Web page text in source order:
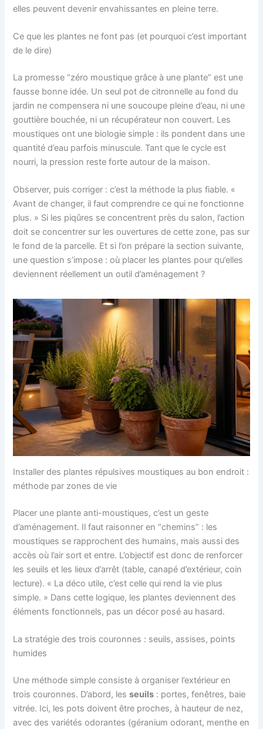
elles peuvent devenir envahissantes en pleine terre.
Ce que les plantes ne font pas (et pourquoi c’est important
de le dire)
La promesse “zéro moustique grâce à une plante” est une
fausse bonne idée. Un seul pot de citronnelle au fond du
jardin ne compensera ni une soucoupe pleine d’eau, ni une
gouttière bouchée, ni un récupérateur non couvert. Les
moustiques ont une biologie simple : ils pondent dans une
quantité d’eau parfois minuscule. Tant que le cycle est
nourri, la pression reste forte autour de la maison.
Observer, puis corriger : c’est la méthode la plus fiable. «
Avant de changer, il faut comprendre ce qui ne fonctionne
plus. » Si les piqûres se concentrent près du salon, l’action
doit se concentrer sur les ouvertures de cette zone, pas sur
le fond de la parcelle. Et si l’on prépare la section suivante,
une question s’impose : où placer les plantes pour qu’elles
deviennent réellement un outil d’aménagement ?
Installer des plantes répulsives moustiques au bon endroit :
méthode par zones de vie
Placer une plante anti-moustiques, c’est un geste
d’aménagement. Il faut raisonner en “chemins” : les
moustiques se rapprochent des humains, mais aussi des
accès où l’air sort et entre. L’objectif est donc de renforcer
les seuils et les lieux d’arrêt (table, canapé d’extérieur, coin
lecture). « La déco utile, c’est celle qui rend la vie plus
simple. » Dans cette logique, les plantes deviennent des
éléments fonctionnels, pas un décor posé au hasard.
La stratégie des trois couronnes : seuils, assises, points
humides
Une méthode simple consiste à organiser l’extérieur en
trois couronnes. D’abord, lesseuils : portes, fenêtres, baie
vitrée. Ici, les pots doivent être proches, à hauteur de nez,
avec des variétés odorantes (géranium odorant, menthe en